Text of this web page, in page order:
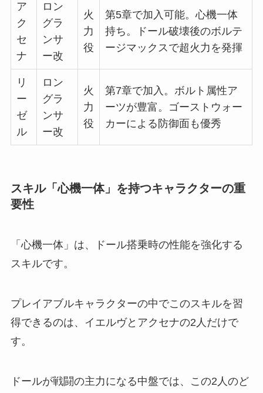
ア
ク
セ
ナ
ロン
グラ
ンサ
ー改
火
力
役
第5章で加入可能。心機一体
持ち。ドール破壊後のボルテ
ージマックスで超火力を発揮
リ
ー
ゼ
ル
ロン
グラ
ンサ
ー改
火
力
役
第7章で加入。ボルト属性ア
ーツが豊富。ゴーストウォー
カーによる防御面も優秀
スキル「心機一体」を持つキャラクターの重
要性
「心機一体」は、ドール搭乗時の性能を強化する
スキルです。
プレイアブルキャラクターの中でこのスキルを習
得できるのは、イエルヴとアクセナの2人だけで
す。
ドールが戦闘の主力になる中盤では、この2人のど